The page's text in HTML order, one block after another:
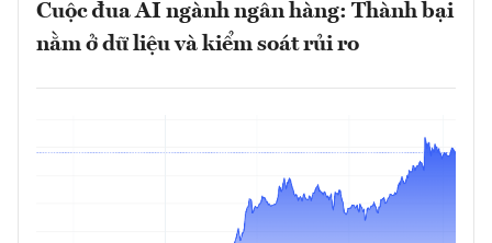
Cuộc đua AI ngành ngân hàng: Thành bại
nằm ở dữ liệu và kiểm soát rủi ro